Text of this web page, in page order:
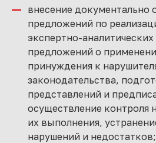
внесение документально
предложений по
экспертно-
предложений о
принуждения к
законодательства,
представлений и
осуществление контроля
их выполнения,
нарушений и недостатков;